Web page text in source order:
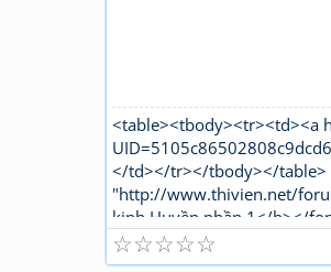
<table><tbody><tr><td><a
</td></tr></tbody></table>
"http://www.thivien.net/
kinh Huyền phần 1</b></
☆
☆
☆
☆
☆